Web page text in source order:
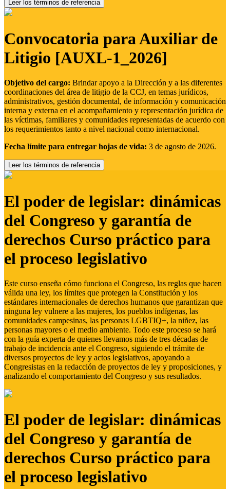
Leer los términos de referencia
Convocatoria para Auxiliar de
Litigio [AUXL-1_2026]
Objetivo del cargo: Brindar apoyo a la Dirección y a las diferentes
coordinaciones del área de litigio de la CCJ, en temas jurídicos,
administrativos, gestión documental, de información y comunicación
interna y externa en el acompañamiento y representación jurídica de
las víctimas, familiares y comunidades representadas de acuerdo con
los requerimientos tanto a nivel nacional como internacional.
Fecha límite para entregar hojas de vida: 3 de agosto de 2026.
Leer los términos de referencia
El poder de legislar: dinámicas
del Congreso y garantía de
derechos Curso práctico para
el proceso legislativo
Este curso enseña cómo funciona el Congreso, las reglas que hacen
válida una ley, los límites que protegen la Constitución y los
estándares internacionales de derechos humanos que garantizan que
ninguna ley vulnere a las mujeres, los pueblos indígenas, las
comunidades campesinas, las personas LGBTIQ+, la niñez, las
personas mayores o el medio ambiente. Todo este proceso se hará
con la guía experta de quienes llevamos más de tres décadas de
trabajo de incidencia ante el Congreso, siguiendo el trámite de
diversos proyectos de ley y actos legislativos, apoyando a
Congresistas en la redacción de proyectos de ley y proposiciones, y
analizando el comportamiento del Congreso y sus resultados.
El poder de legislar: dinámicas
del Congreso y garantía de
derechos Curso práctico para
el proceso legislativo